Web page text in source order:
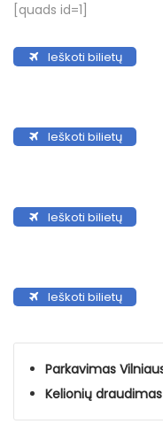
[quads id=1]
Ieškoti bilietų
Ieškoti bilietų
Ieškoti bilietų
Ieškoti bilietų
Parkavimas
Kelionių